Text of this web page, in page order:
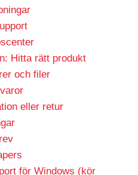
Hitta rätt produkt
och filer
eller retur
för Windows (kör